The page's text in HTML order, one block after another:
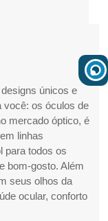
únicos e
você: os óculos de
mercado óptico, é
linhas
para todos os
bom-gosto. Além
seus olhos da
ocular, conforto